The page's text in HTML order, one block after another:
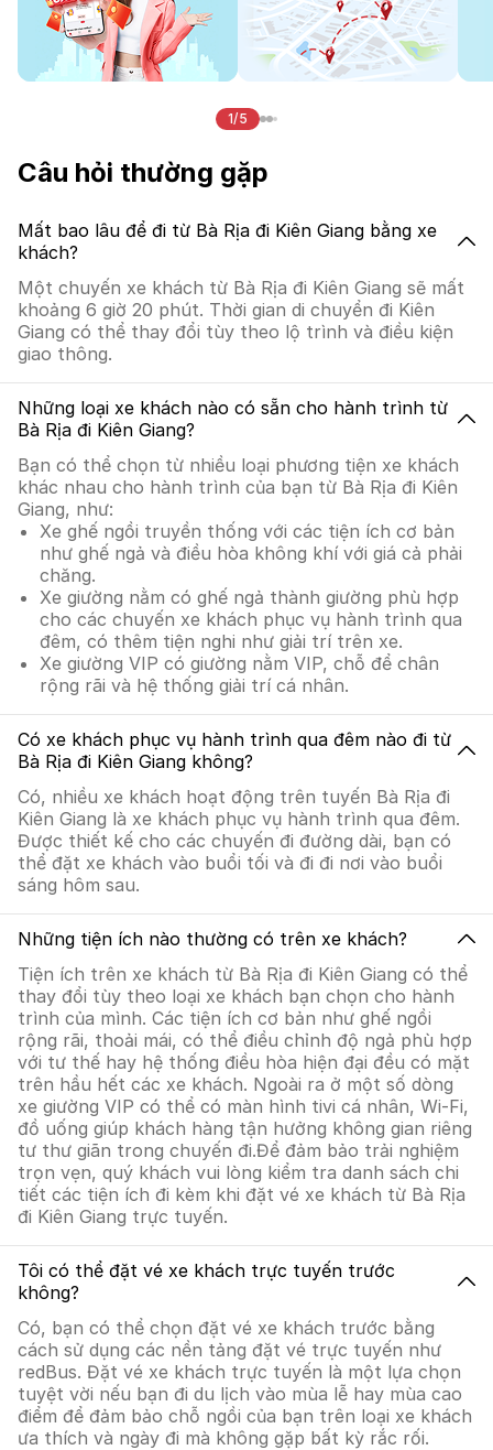
1/5
Câu hỏi thường gặp
Mất bao lâu để đi từ Bà Rịa đi Kiên Giang bằng xe
khách?
Một chuyến xe khách từ Bà Rịa đi Kiên Giang sẽ mất
khoảng 6 giờ 20 phút. Thời gian di chuyển đi Kiên
Giang có thể thay đổi tùy theo lộ trình và điều kiện
giao thông.
Những loại xe khách nào có sẵn cho hành trình từ
Bà Rịa đi Kiên Giang?
Bạn có thể chọn từ nhiều loại phương tiện xe khách
khác nhau cho hành trình của bạn từ Bà Rịa đi Kiên
Giang, như:
Xe ghế ngồi truyền thống với các tiện ích cơ bản
như ghế ngả và điều hòa không khí với giá cả phải
chăng.
Xe giường nằm có ghế ngả thành giường phù hợp
cho các chuyến xe khách phục vụ hành trình qua
đêm, có thêm tiện nghi như giải trí trên xe.
Xe giường VIP có giường nằm VIP, chỗ để chân
rộng rãi và hệ thống giải trí cá nhân.
Có xe khách phục vụ hành trình qua đêm nào đi từ
Bà Rịa đi Kiên Giang không?
Có, nhiều xe khách hoạt động trên tuyến Bà Rịa đi
Kiên Giang là xe khách phục vụ hành trình qua đêm.
Được thiết kế cho các chuyến đi đường dài, bạn có
thể đặt xe khách vào buổi tối và đi đi nơi vào buổi
sáng hôm sau.
Những tiện ích nào thường có trên xe khách?
Tiện ích trên xe khách từ Bà Rịa đi Kiên Giang có thể
thay đổi tùy theo loại xe khách bạn chọn cho hành
trình của mình. Các tiện ích cơ bản như ghế ngồi
rộng rãi, thoải mái, có thể điều chỉnh độ ngả phù hợp
với tư thế hay hệ thống điều hòa hiện đại đều có mặt
trên hầu hết các xe khách. Ngoài ra ở một số dòng
xe giường VIP có thể có màn hình tivi cá nhân, Wi-Fi,
đồ uống giúp khách hàng tận hưởng không gian riêng
tư thư giãn trong chuyến đi.Để đảm bảo trải nghiệm
trọn vẹn, quý khách vui lòng kiểm tra danh sách chi
tiết các tiện ích đi kèm khi đặt vé xe khách từ Bà Rịa
đi Kiên Giang trực tuyến.
Tôi có thể đặt vé xe khách trực tuyến trước
không?
Có, bạn có thể chọn đặt vé xe khách trước bằng
cách sử dụng các nền tảng đặt vé trực tuyến như
redBus. Đặt vé xe khách trực tuyến là một lựa chọn
tuyệt vời nếu bạn đi du lịch vào mùa lễ hay mùa cao
điểm để đảm bảo chỗ ngồi của bạn trên loại xe khách
ưa thích và ngày đi mà không gặp bất kỳ rắc rối.